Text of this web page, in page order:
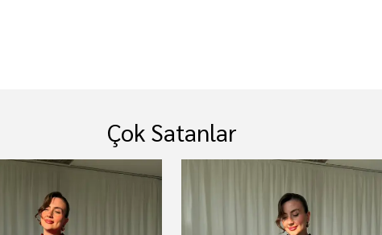
Çok Satanlar